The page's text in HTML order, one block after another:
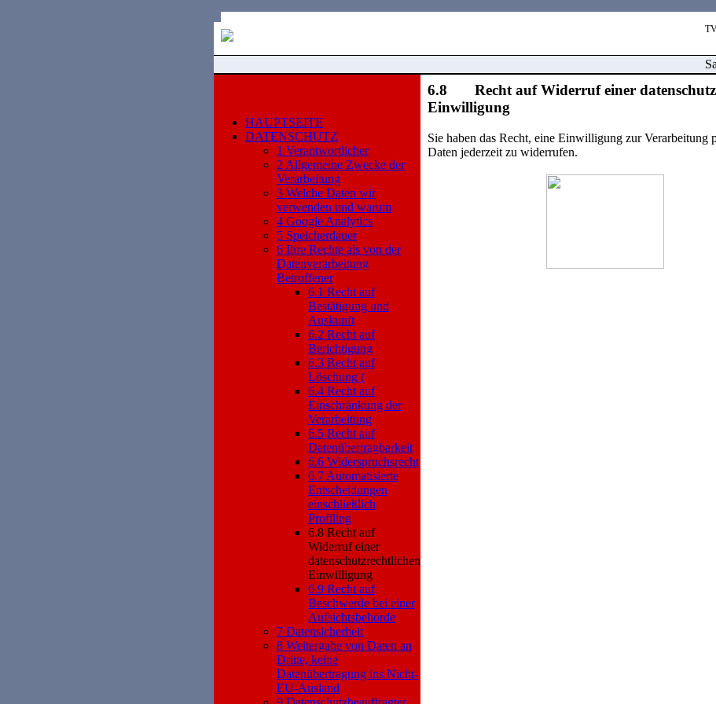
HAUPTSEITE
DATENSCHUTZ
1 Verantwortlicher
2 Allgemeine Zwecke der
Verarbeitung
3 Welche Daten wir
verwenden und warum
4 Google Analytics
5 Speicherdauer
6 Ihre Rechte als von der
Datenverarbeitung
Betroffener
6.1 Recht auf
Bestätigung und
Auskunft
6.2 Recht auf
Berichtigung
6.3 Recht auf
Löschung (
6.4 Recht auf
Einschränkung der
Verarbeitung
6.5 Recht auf
Datenübertragbarkeit
6.6 Widerspruchsrecht
6.7 Automatisierte
Entscheidungen
einschließlich
Profiling
6.8 Recht auf
Widerruf einer
datenschutzrechtlichen
Einwilligung
6.9 Recht auf
Beschwerde bei einer
Aufsichtsbehörde
7 Datensicherheit
8 Weitergabe von Daten an
Dritte, keine
Datenübertragung ins Nicht-
EU-Ausland
6.8 Recht auf Widerruf einer
Einwilligung
Sie haben das Recht, eine Einwilligung zur Verarbeitung
Daten jederzeit zu widerrufen.